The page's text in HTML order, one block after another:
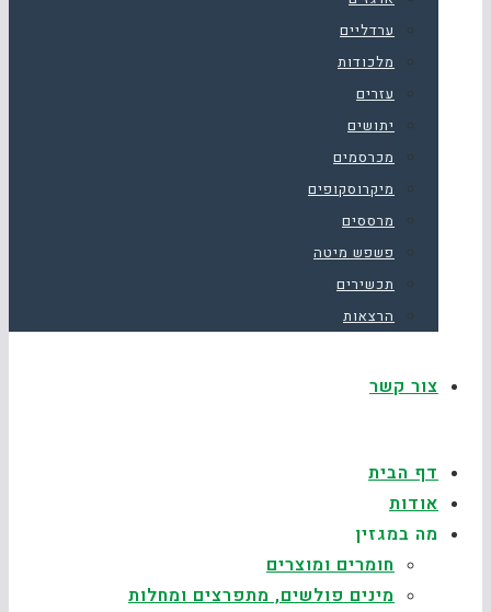
ערדליים
מלכודות
עזרים
יתושים
מכרסמים
מיקרוסקופים
מרססים
פשפש מיטה
תכשירים
הרצאות
צור קשר
דף הבית
אודות
מה במגזין
חומרים ומוצרים
מינים פולשים, מתפרצים ומחלות